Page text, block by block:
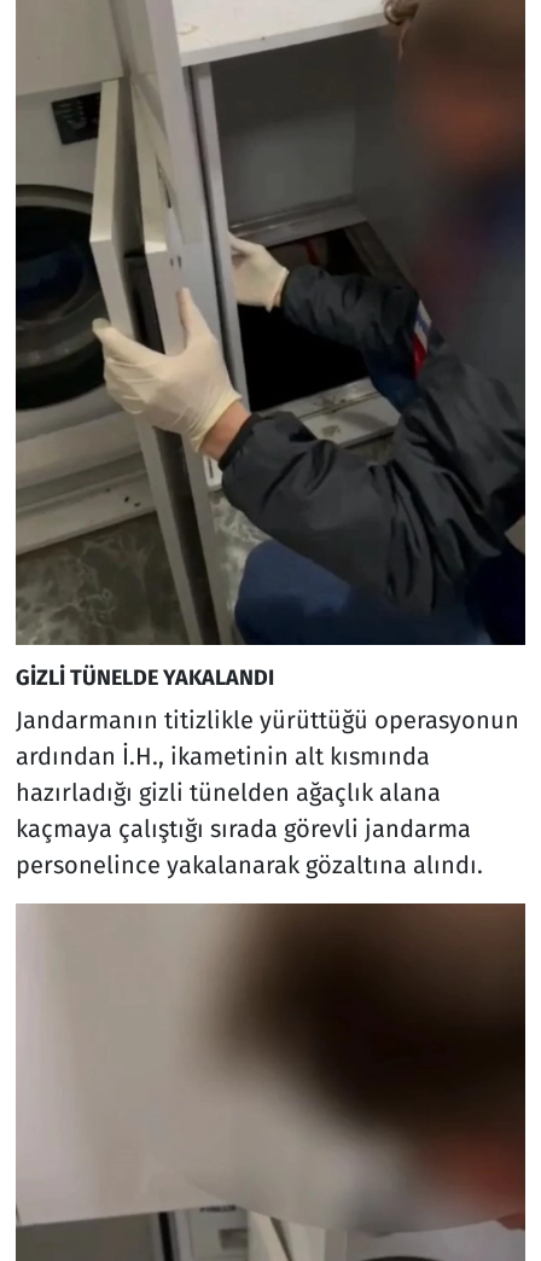
GİZLİ TÜNELDE YAKALANDI
Jandarmanın titizlikle yürüttüğü operasyonun
ardından İ.H., ikametinin alt kısmında
hazırladığı gizli tünelden ağaçlık alana
kaçmaya çalıştığı sırada görevli jandarma
personelince yakalanarak gözaltına alındı.